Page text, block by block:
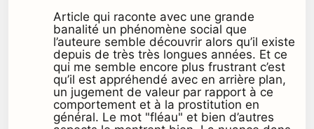
Article qui raconte avec une grande
banalité un phénomène social que
l’auteure semble découvrir alors qu’il existe
depuis de très très longues années. Et ce
qui me semble encore plus frustrant c’est
qu’il est appréhendé avec en arrière plan,
un jugement de valeur par rapport à ce
comportement et à la prostitution en
général. Le mot "fléau" et bien d’autres